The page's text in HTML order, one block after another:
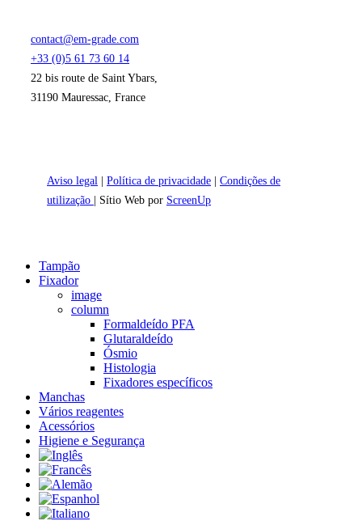
contact@em-grade.com
+33 (0)5 61 73 60 14
22 bis route de Saint Ybars,
31190 Mauressac, France
Aviso legal Política de privacidade
Condições de
utilização
| Sítio Web por ScreenUp
Close
Menu
Tampão
Fixador
image
column
Formaldeído PFA
Glutaraldeído
Ósmio
Histologia
Fixadores específicos
Manchas
Vários reagentes
Acessórios
Higiene e Segurança